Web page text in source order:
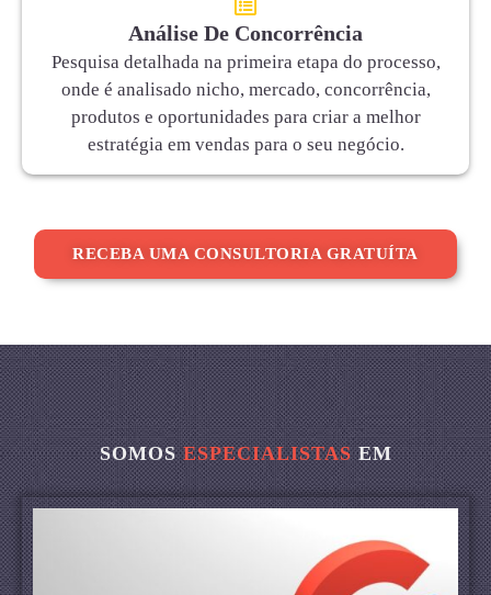
Análise De Concorrência
Pesquisa detalhada na primeira etapa do processo,
onde é analisado nicho, mercado, concorrência,
produtos e oportunidades para criar a melhor
estratégia em vendas para o seu negócio.
RECEBA UMA CONSULTORIA GRATUÍTA
SOMOSESPECIALISTASEM